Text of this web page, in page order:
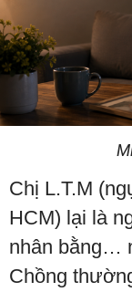
Chị L.T.M
HCM) lại là
nhân bằng…
Chồng